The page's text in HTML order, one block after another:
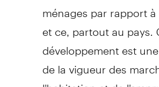
ménages par rapport à
et ce, partout au pays.
développement est
de la vigueur des